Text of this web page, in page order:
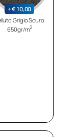
+€ 10,00
Grigio Scuro
650gr/m2